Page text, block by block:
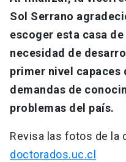
Sol Serrano
escoger esta casa
necesidad de
primer nivel capaces
demandas de
problemas del país.
Revisa las fotos de la
doctorados.uc.cl